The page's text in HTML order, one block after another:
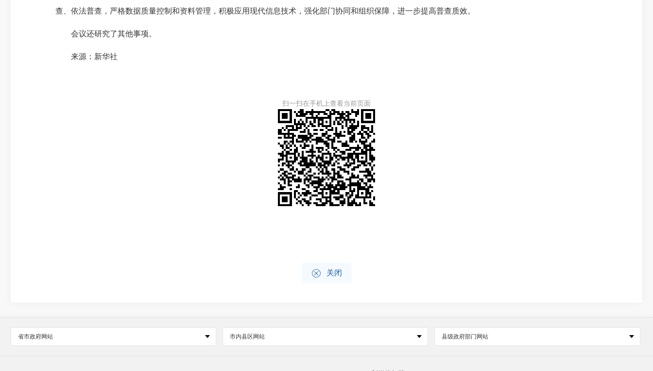
查、依法普查，严格数据质量控制和资料管理，积极应用现代信息技术，强化部门协同和组织保障，进一步提高普查质效。
会议还研究了其他事项。
来源：新华社
扫一扫在手机上查看当前页面
 关闭
省市政府网站 市内县区网站 县级政府部门网站